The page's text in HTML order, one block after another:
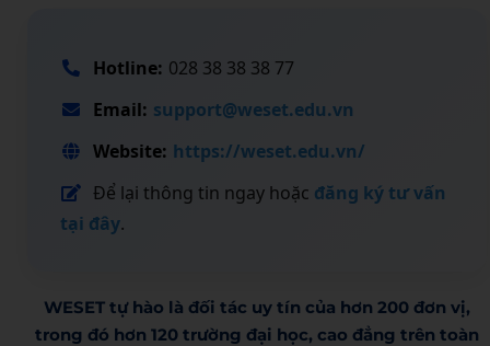
Hotline: 028 38 38 38 77
Email: support@weset.edu.vn
Website: https://weset.edu.vn/
Để lại thông tin ngay hoặc đăng ký tư vấn
tại đây.
WESET tự hào là đối tác uy tín của hơn 200 đơn vị,
trong đó hơn 120 trường đại học, cao đẳng trên toàn